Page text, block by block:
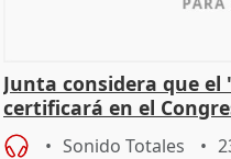
Junta considera que
certificará en el
de
Sonido Totales